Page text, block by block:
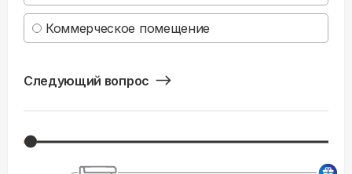
Коммерческое помещение
Следующий вопрос